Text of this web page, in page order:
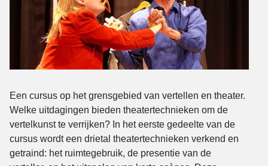
Een cursus op het grensgebied van vertellen en theater.
Welke uitdagingen bieden theatertechnieken om de
vertelkunst te verrijken? In het eerste gedeelte van de
cursus wordt een drietal theatertechnieken verkend en
getraind: het ruimtegebruik, de presentie van de